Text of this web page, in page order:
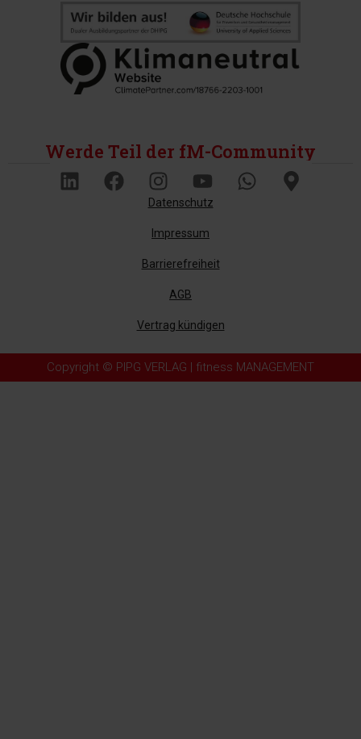
Werde Teil der fM-Community
Datenschutz
Impressum
Barrierefreiheit
AGB
Vertrag kündigen
Copyright © PIPG VERLAG | fitness MANAGEMENT